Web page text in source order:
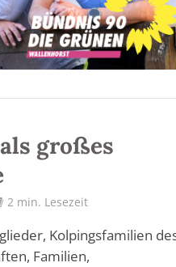
großes
2 min. Lesezeit
Kolpingsfamilien
Familien,